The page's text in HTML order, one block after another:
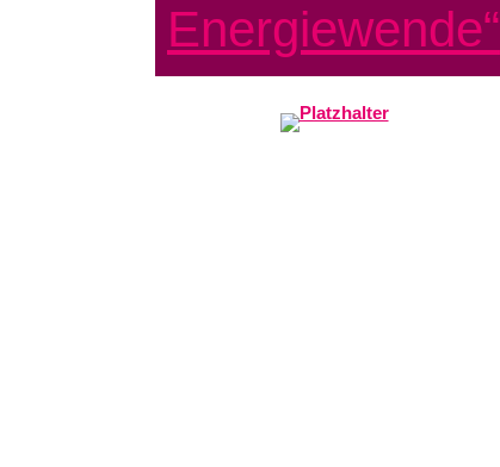
Energiewende“